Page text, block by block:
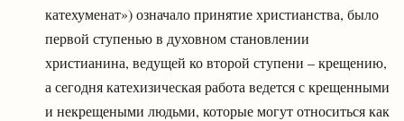
катехуменат») означало принятие христианства, было
первой ступенью в духовном становлении
христианина, ведущей ко второй ступени – крещению,
а сегодня катехизическая работа ведется с крещенными
и некрещеными людьми, которые могут относиться как